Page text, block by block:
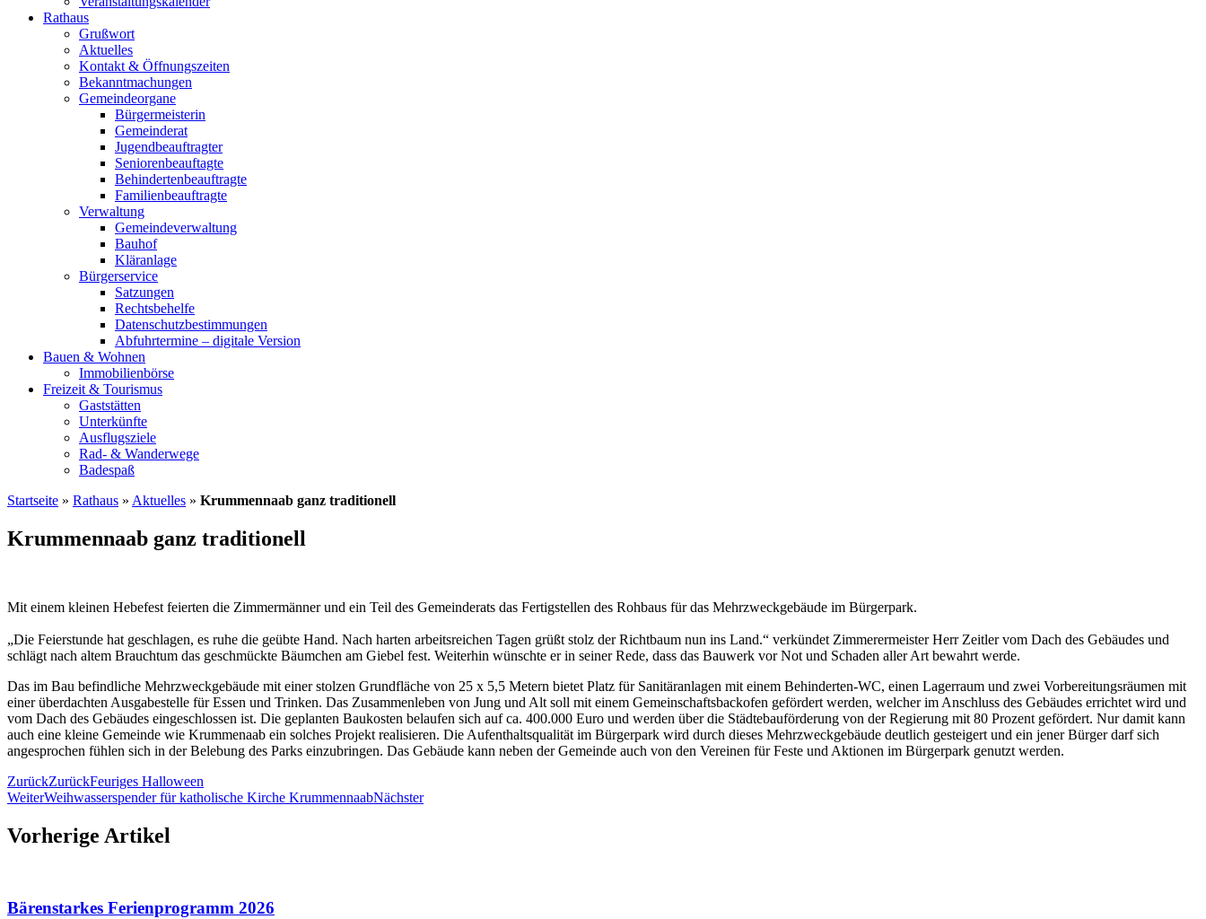
Rathaus
Grußwort
Aktuelles
Kontakt & Öffnungszeiten
Bekanntmachungen
Gemeindeorgane
Bürgermeisterin
Gemeinderat
Jugendbeauftragter
Seniorenbeauftagte
Behindertenbeauftragte
Familienbeauftragte
Verwaltung
Gemeindeverwaltung
Bauhof
Kläranlage
Bürgerservice
Satzungen
Rechtsbehelfe
Datenschutzbestimmungen
Abfuhrtermine – digitale Version
Bauen & Wohnen
Immobilienbörse
Freizeit & Tourismus
Gaststätten
Unterkünfte
Ausflugsziele
Rad- & Wanderwege
Badespaß
Startseite » Rathaus » Aktuelles » Krummennaab ganz traditionell
Krummennaab ganz traditionell
Mit einem kleinen Hebefest feierten die Zimmermänner und ein Teil des Gemeinderats das Fertigstellen des Rohbaus für das Mehrzweckgebäude im Bürgerpark.
„Die Feierstunde hat geschlagen, es ruhe die geübte Hand. Nach harten arbeitsreichen Tagen grüßt stolz der Richtbaum nun ins Land.“ verkündet Zimmerermeister Herr Zeitler vom Dach des Gebäudes und
schlägt nach altem Brauchtum das geschmückte Bäumchen am Giebel fest. Weiterhin wünschte er in seiner Rede, dass das Bauwerk vor Not und Schaden aller Art bewahrt werde.
Das im Bau befindliche Mehrzweckgebäude mit einer stolzen Grundfläche von 25 x 5,5 Metern bietet Platz für Sanitäranlagen mit einem Behinderten-WC, einen Lagerraum und zwei Vorbereitungsräumen mit
einer überdachten Ausgabestelle für Essen und Trinken. Das Zusammenleben von Jung und Alt soll mit einem Gemeinschaftsbackofen gefördert werden, welcher im Anschluss des Gebäudes errichtet wird und
vom Dach des Gebäudes eingeschlossen ist. Die geplanten Baukosten belaufen sich auf ca. 400.000 Euro und werden über die Städtebauförderung von der Regierung mit 80 Prozent gefördert. Nur damit kann
auch eine kleine Gemeinde wie Krummenaab ein solches Projekt realisieren. Die Aufenthaltsqualität im Bürgerpark wird durch dieses Mehrzweckgebäude deutlich gesteigert und ein jener Bürger darf sich
angesprochen fühlen sich in der Belebung des Parks einzubringen. Das Gebäude kann neben der Gemeinde auch von den Vereinen für Feste und Aktionen im Bürgerpark genutzt werden.
ZurückZurückFeuriges Halloween
WeiterWeihwasserspender für katholische Kirche KrummennaabNächster
Vorherige Artikel
Bärenstarkes Ferienprogramm 2026